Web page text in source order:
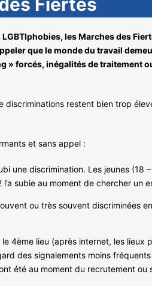
les Marches des
que le monde du travail
forcés, inégalités de traitement
restent bien trop
et sans appel :
une discrimination. Les jeunes
subie au moment de chercher un
ou très souvent discriminées
4ème lieu (après internet, les lieux
des signalements moins
été au moment du recrutement ou